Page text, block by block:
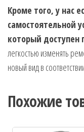
Кроме того, у нас
самостоятельной
который доступен
легкостью изменять
новый вид в
Похожие